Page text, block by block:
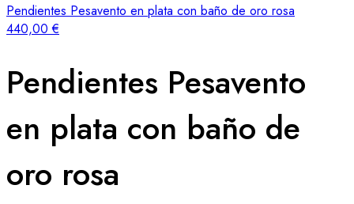
Pendientes Pesavento en plata con baño de oro rosa
440,00€
Pendientes Pesavento
en plata con baño de
oro rosa